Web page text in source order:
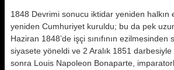
1848 Devrimi sonucu iktidar yeniden halkın
yeniden Cumhuriyet kuruldu; bu da pek
Haziran 1848’de işçi sınıfının
siyasete yöneldi ve 2 Aralık 1851 darbesiyle
sonra Louis Napoleon Bonaparte,